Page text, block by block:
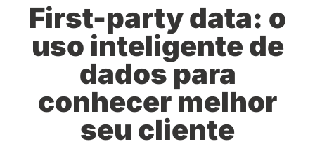
First-party data: o
uso inteligente de
dados para
conhecer melhor
seu cliente